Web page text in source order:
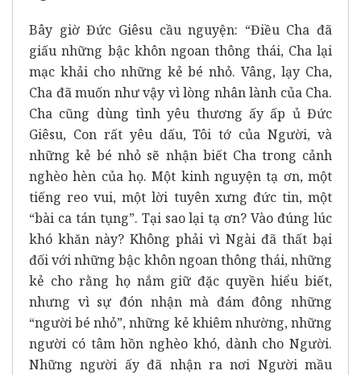
Bây giờ Đức Giêsu cầu nguyện: “Điều Cha đã
giấu những bậc khôn ngoan thông thái, Cha lại
mạc khải cho những kẻ bé nhỏ. Vâng, lạy Cha,
Cha đã muốn như vậy vì lòng nhân lành của Cha.
Cha cũng dùng tình yêu thương ấy ấp ủ Đức
Giêsu, Con rất yêu dấu, Tôi tớ của Người, và
những kẻ bé nhỏ sẽ nhận biết Cha trong cảnh
nghèo hèn của họ. Một kinh nguyện tạ ơn, một
tiếng reo vui, một lời tuyên xưng đức tin, một
“bài ca tán tụng”. Tại sao lại tạ ơn? Vào đúng lúc
khó khăn này? Không phải vì Ngài đã thất bại
đối với những bậc khôn ngoan thông thái, những
kẻ cho rằng họ nắm giữ đặc quyền hiểu biết,
nhưng vì sự đón nhận mà đám đông những
“người bé nhỏ”, những kẻ khiêm nhường, những
người có tâm hồn nghèo khó, dành cho Người.
Những người ấy đã nhận ra nơi Người mầu